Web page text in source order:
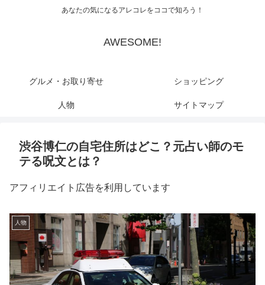
あなたの気になるアレコレをココで知ろう！
AWESOME!
グルメ・お取り寄せ ショッピング
人物 サイトマップ
渋谷博仁の自宅住所はどこ？元占い師のモ
テる呪文とは？
アフィリエイト広告を利用しています
人物